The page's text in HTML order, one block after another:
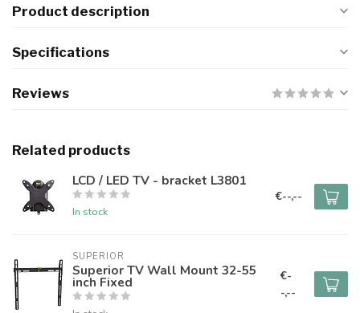
Product description
Specifications
Reviews
Related products
LCD / LED TV - bracket L3801
In stock
€--,--
SUPERIOR
Superior TV Wall Mount 32-55
inch Fixed
€-
-,--